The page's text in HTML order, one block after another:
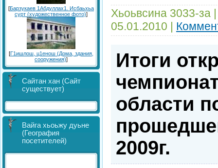
[Барзукаев 1Абдуллах1. Исбаьхьа
сурт (художественное фото)]
[Г1ишлош, ц1енош (Дома, здания,
сооружения)]
Сайтан хан (Сайт
существует)
Вайга хьоьжу дуьне
(География
посетителей)
Хьоьвсина 3033-за
05.01.2010 |
Итоги
области
2009г.